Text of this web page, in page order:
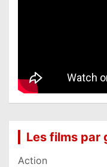
Les films par
Action